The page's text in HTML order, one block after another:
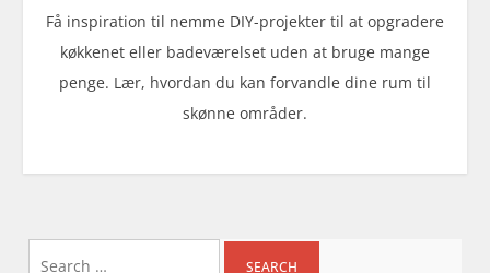
Få inspiration til nemme DIY-projekter til at opgradere
køkkenet eller badeværelset uden at bruge mange
penge. Lær, hvordan du kan forvandle dine rum til
skønne områder.